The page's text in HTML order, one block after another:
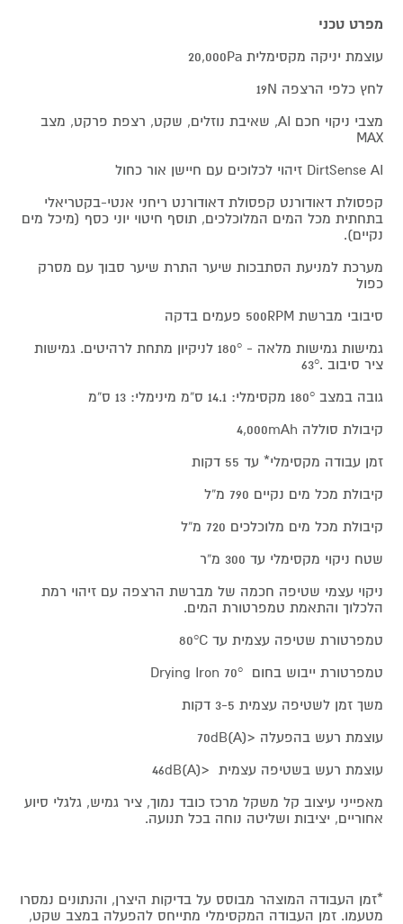
מפרט טכני
עוצמת יניקה מקסימלית 20,000Pa
לחץ כלפי הרצפה 19N
מצבי ניקוי חכם AI, שאיבת נוזלים, שקט, רצפת פרקט, מצב
MAX
DirtSense AI זיהוי לכלוכים עם חיישן אור כחול
קפסולת דאודורנט קפסולת דאודורנט ריחני אנטי-בקטריאלי
בתחתית מכל המים המלוכלכים, תוסף חיטוי יוני כסף (מיכל מים
נקיים).
מערכת למניעת הסתבכות שיער התרת שיער סבוך עם מסרק
כפול
סיבובי מברשת 500RPM פעמים בדקה
גמישות גמישות מלאה - 180° לניקיון מתחת לרהיטים. גמישות
ציר סיבוב .63°
גובה במצב 180° מקסימלי: 14.1 ס“מ מינימלי: 13 ס“מ
קיבולת סוללה 4,000mAh
זמן עבודה מקסימלי* עד 55 דקות
קיבולת מכל מים נקיים 790 מ“ל
קיבולת מכל מים מלוכלכים 720 מ“ל
שטח ניקוי מקסימלי עד 300 מ“ר
ניקוי עצמי שטיפה חכמה של מברשת הרצפה עם זיהוי רמת
הלכלוך והתאמת טמפרטורת המים.
טמפרטורת שטיפה עצמית עד 80°C
טמפרטורת ייבוש בחום 70° Drying Iron
משך זמן לשטיפה עצמית 3-5 דקות
עוצמת רעש בהפעלה <70dB(A)
עוצמת רעש בשטיפה עצמית <46dB(A)
מאפייני עיצוב קל משקל מרכז כובד נמוך, ציר גמיש, גלגלי סיוע
אחוריים, יציבות ושליטה נוחה בכל תנועה.
*זמן העבודה המוצהר מבוסס על בדיקות היצרן, והנתונים נמסרו
מטעמו. זמן העבודה המקסימלי מתייחס להפעלה במצב שקט,